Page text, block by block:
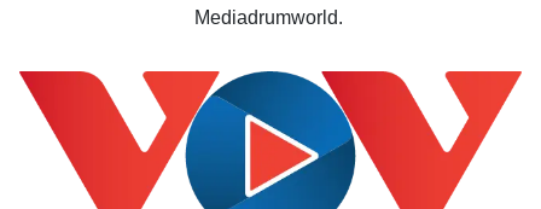
Mediadrumworld.